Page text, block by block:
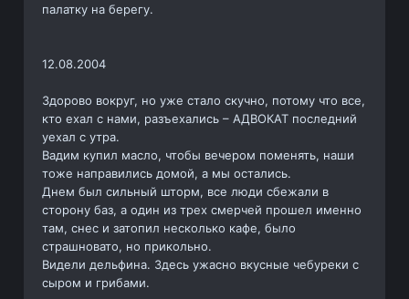
палатку на берегу.
12.08.2004
Здорово вокруг, но уже стало скучно, потому что все,
кто ехал с нами, разъехались – АДВОКАТ последний
уехал с утра.
Вадим купил масло, чтобы вечером поменять, наши
тоже направились домой, а мы остались.
Днем был сильный шторм, все люди сбежали в
сторону баз, а один из трех смерчей прошел именно
там, снес и затопил несколько кафе, было
страшновато, но прикольно.
Видели дельфина. Здесь ужасно вкусные чебуреки с
сыром и грибами.